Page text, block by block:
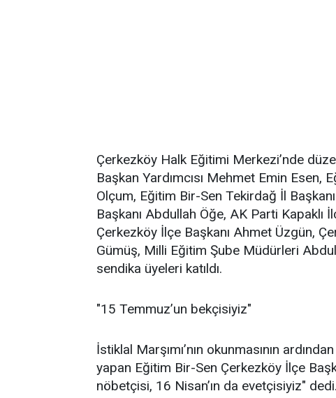
Çerkezköy Halk Eğitimi Merkezi’nde
Başkan Yardımcısı Mehmet Emin Esen,
Olçum, Eğitim Bir-Sen Tekirdağ İl
Başkanı Abdullah Öğe, AK Parti Kapaklı
Çerkezköy İlçe Başkanı Ahmet Üzgün,
Gümüş, Milli Eğitim Şube Müdürleri
sendika üyeleri katıldı.
"15 Temmuz’un bekçisiyiz"
İstiklal Marşımı’nın okunmasının
yapan Eğitim Bir-Sen Çerkezköy İlçe
nöbetçisi, 16 Nisan’ın da evetçisiyiz" dedi.